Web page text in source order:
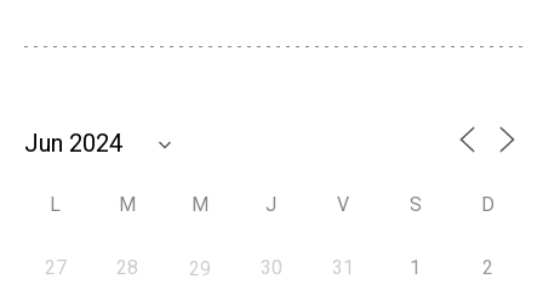
L M M J V S D
27 28 29 30 31 1 2